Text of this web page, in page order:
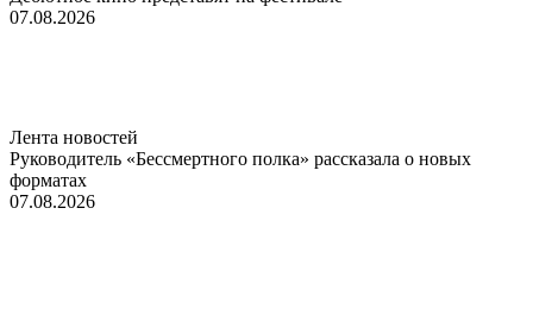
07.08.2026
Лента новостей
Руководитель «Бессмертного полка» рассказала о новых
форматах
07.08.2026